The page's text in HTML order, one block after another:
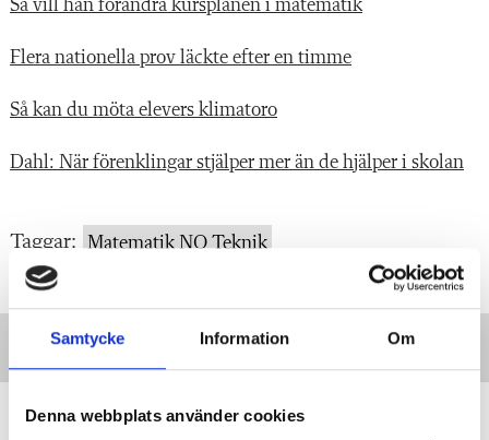
Samtycke Information Om
Denna webbplats använder cookies
Så vill han förändra kursplanen i matematik
Flera nationella prov läckte efter en timme
Så kan du möta elevers klimatoro
Dahl: När förenklingar stjälper mer än de hjälper i skolan
Taggar: Matematik NO Teknik
Quiz: 7 problem – klarar du av